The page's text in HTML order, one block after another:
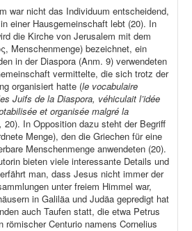
war nicht das Individuum entscheidend,
einer Hausgemeinschaft lebt (20). In
die Kirche von Jerusalem mit dem
Menschenmenge) bezeichnet, ein
in der Diaspora (Anm. 9) verwendeten
vermittelte, die sich trotz der
organisiert hatte (le vocabulaire
Juifs de la Diaspora, véhiculait l’idée
et organisée malgré la
20). In Opposition dazu steht der Begriff
Menge), den die Griechen für eine
Menschenmenge anwendeten (20).
bieten viele interessante Details und
man, dass Jesus nicht immer der
unter freiem Himmel war,
in Galiläa und Judäa gepredigt hat
auch Taufen statt, die etwa Petrus
Centurio namens Cornelius